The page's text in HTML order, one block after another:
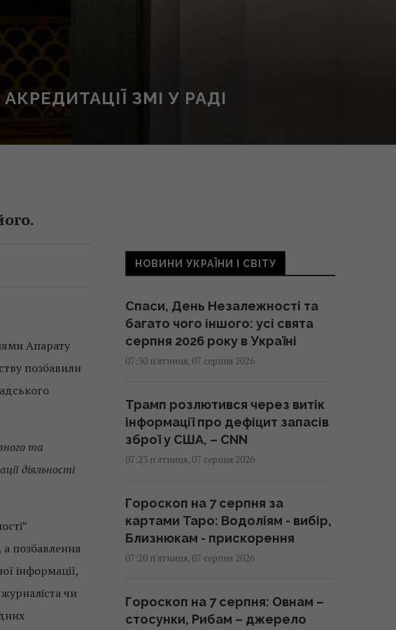
ЗМІ У РАДІ
Апарату
позбавили
та
діяльності
а позбавлення
інформації,
чи
НОВИНИ УКРАЇНИ І СВІТУ
Спаси, День Незалежності та
багато чого іншого: усі свята
серпня 2026 року в Україні
07:30 п'ятниця, 07 серпня 2026
Трамп розлютився через витік
інформації про дефіцит запасів
зброї у США, – CNN
07:23 п'ятниця, 07 серпня 2026
Гороскоп на 7 серпня за
картами Таро: Водоліям - вибір,
Близнюкам - прискорення
07:20 п'ятниця, 07 серпня 2026
Гороскоп на 7 серпня: Овнам –
стосунки, Рибам – джерело